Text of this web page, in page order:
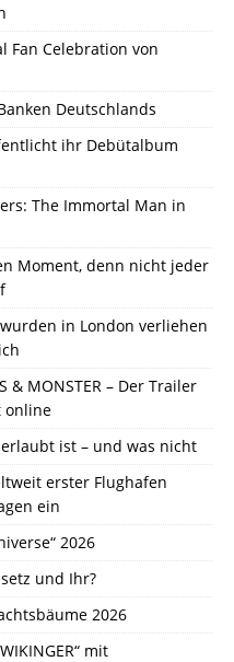
Fan Celebration von
Deutschlands
ihr Debütalbum
The Immortal Man in
Moment, denn nicht jeder
wurden in London verliehen
& MONSTER – Der Trailer
online
ist – und was nicht
erster Flughafen
ein
2026
und Ihr?
2026
mit